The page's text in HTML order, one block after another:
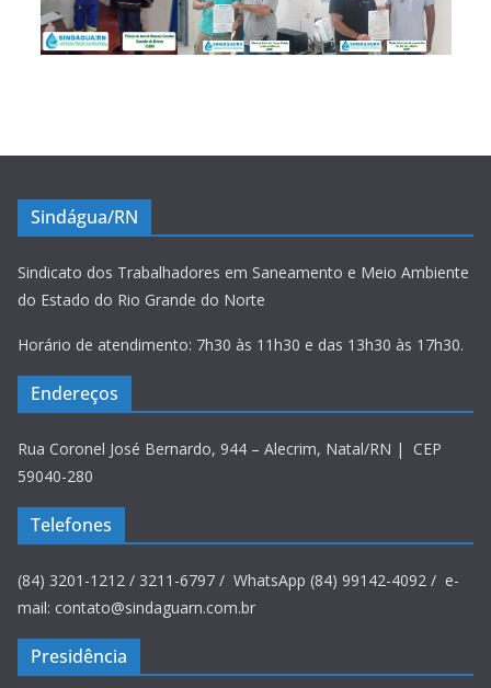
Sindágua/RN
Sindicato dos Trabalhadores em Saneamento e Meio Ambiente
do Estado do Rio Grande do Norte
Horário de atendimento: 7h30 às 11h30 e das 13h30 às 17h30.
Endereços
Rua Coronel José Bernardo, 944 – Alecrim, Natal/RN | CEP
59040-280
Telefones
(84) 3201-1212 / 3211-6797 / WhatsApp (84) 99142-4092 / e-
mail: contato@sindaguarn.com.br
Presidência